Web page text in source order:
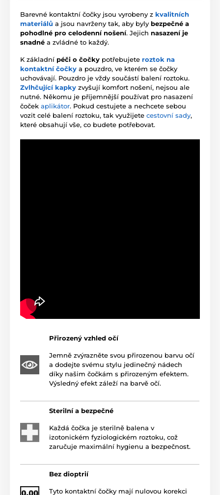
Barevné kontaktní čočky jsou vyrobeny z kvalitních
materiálů a jsou navrženy tak, aby byly bezpečné a
pohodlné pro celodenní nošení. Jejich nasazení je
snadné a zvládné to každý.
K základní péči o čočky potřebujete roztok na
kontaktní čočky a pouzdro, ve kterém se čočky
uchovávají. Pouzdro je vždy součástí balení roztoku.
Zvlhčující kapky zvyšují komfort nošení, nejsou ale
nutné. Někomu je příjemnější používat pro nasazení
čoček aplikátor. Pokud cestujete a nechcete sebou
vozit celé balení roztoku, tak využijete cestovní sady,
které obsahují vše, co budete potřebovat.
Přirozený vzhled očí
Jemně zvýrazněte svou přirozenou barvu očí
a dodejte svému stylu jedinečný nádech
díky našim čočkám s přirozeným efektem.
Výsledný efekt záleží na barvě očí.
Sterilní a bezpečné
Každá čočka je sterilně balena v
izotonickém fyziologickém roztoku, což
zaručuje maximální hygienu a bezpečnost.
Bez dioptrií
Tyto kontaktní čočky mají nulovou korekci